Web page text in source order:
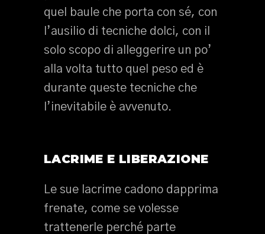
quel baule che porta con sé, con
l’ausilio di tecniche dolci, con il
solo scopo di alleggerire un po’
alla volta tutto quel peso ed è
durante queste tecniche che
l’inevitabile è avvenuto.
LACRIME E LIBERAZIONE
Le sue lacrime cadono dapprima
frenate, come se volesse
trattenerle perché parte